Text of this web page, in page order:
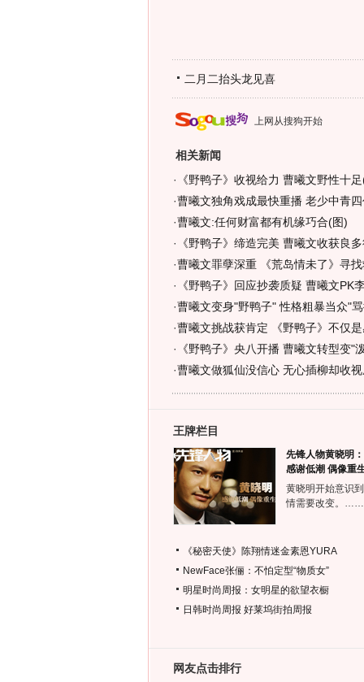
二月二抬头龙见喜
上网从搜狗开始
相关新闻
· 《野鸭子》收视给力 曹曦文野性十
·曹曦文独角戏成最快重播 老少中青
·曹曦文:任何财富都有机缘巧合(图)
· 《野鸭子》缔造完美 曹曦文收获良
·曹曦文罪孽深重 《荒岛情未了》寻
· 《野鸭子》回应抄袭质疑 曹曦文PK
·曹曦文变身"野鸭子" 性格粗暴当众"
·曹曦文挑战获肯定 《野鸭子》不仅
· 《野鸭子》央八开播 曹曦文转型变"
·曹曦文做狐仙没信心 无心插柳却收
王牌栏目
先锋人物黄晓明：
感谢低潮 偶像重
黄晓明开始意识
情需要改变。……
《秘密天使》陈翔情迷金素恩YURA
NewFace张俪：不怕定型“物质女”
明星时尚周报：女明星的欲望衣橱
日韩时尚周报 好莱坞街拍周报
网友点击排行